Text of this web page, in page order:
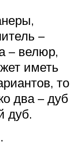
–
– велюр,
иметь
то
два – дуб
дуб.